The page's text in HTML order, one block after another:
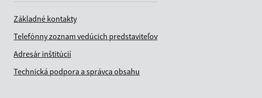
Základné kontakty
Telefónny zoznam vedúcich predstaviteľov
Adresár inštitúcií
Technická podpora a správca obsahu